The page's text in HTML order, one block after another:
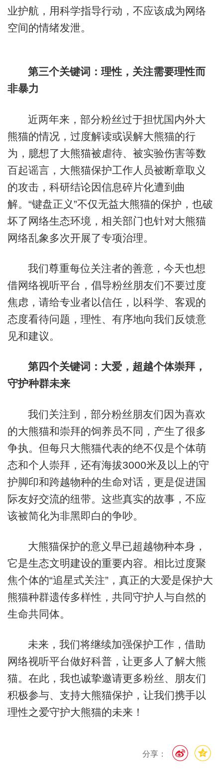
业护航，用科学指导行动，不应该成为网络
空间的情绪发泄。
第三个关键词：理性，关注需要理性而
非暴力
近两年来，部分粉丝过于担忧国内外大
熊猫的情况，过度解读或误解大熊猫的行
为，臆想了大熊猫被虐待、被实验伤害等数
百起谣言，大熊猫保护工作人员被断章取义
的攻击，科研结论因信息碎片化遭到曲
解。“键盘正义”不仅无益大熊猫的保护，也破
坏了网络生态环境，相关部门也针对大熊猫
网络乱象多次开展了专项治理。
我们尊重每位关注者的善意，今天也想
借网络视听平台，倡导粉丝朋友们不要过度
焦虑，请给专业者以信任，以科学、客观的
态度看待问题，理性、有序地向我们反馈意
见和建议。
第四个关键词：大爱，超越个体崇拜，
守护种群未来
我们关注到，部分粉丝朋友们因为喜欢
的大熊猫和崇拜的饲养员不同，产生了很多
争执。但每只大熊猫代表的绝不仅是个体萌
态和个人崇拜，还有海拔3000米及以上的守
护脚印和跨越物种的生命对话，更是促进国
际友好交流的纽带。这些真实的故事，不应
该被简化为非黑即白的争吵。
大熊猫保护的意义早已超越物种本身，
它是生态文明建设的重要内容。相比过度聚
焦个体的“追星式关注”，真正的大爱是保护大
熊猫种群遗传多样性，共同守护人与自然的
生命共同体。
未来，我们将继续加强保护工作，借助
网络视听平台做好科普，让更多人了解大熊
猫。在此，我也诚挚邀请更多粉丝、朋友们
积极参与、支持大熊猫保护，让我们携手以
理性之爱守护大熊猫的未来！
分享：